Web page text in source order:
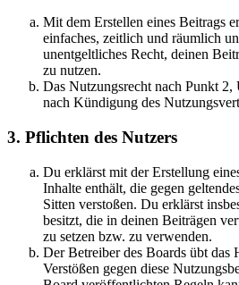
Mit dem Erstellen eines Beitrags
einfaches, zeitlich und räumlich
unentgeltliches Recht, deinen
zu nutzen.
Das Nutzungsrecht nach Punkt 2,
nach Kündigung des
3. Pflichten des Nutzers
Du erklärst mit der Erstellung
Inhalte enthält, die gegen
Sitten verstoßen. Du erklärst
besitzt, die in deinen Beiträgen
zu setzen bzw. zu verwenden.
Der Betreiber des Boards übt das
Verstößen gegen diese